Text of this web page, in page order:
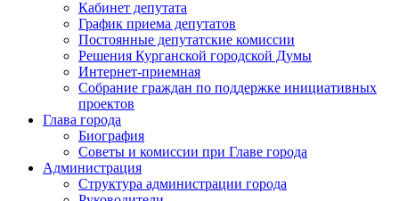
Кабинет депутата
График приема депутатов
Постоянные депутатские комиссии
Решения Курганской городской Думы
Интернет-приемная
Собрание граждан по поддержке инициативных
проектов
Глава города
Биография
Советы и комиссии при Главе города
Администрация
Структура администрации города